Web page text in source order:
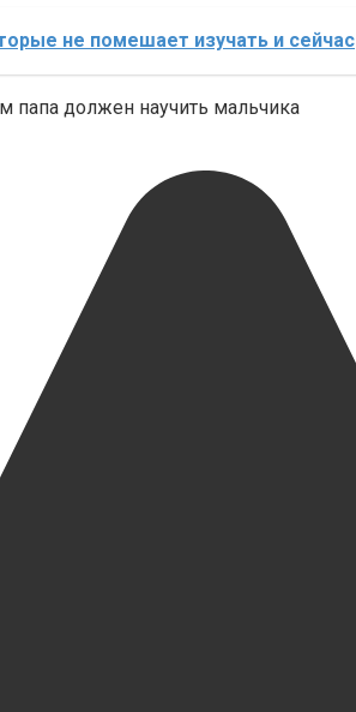
не помешает изучать и сейчас
папа должен научить мальчика